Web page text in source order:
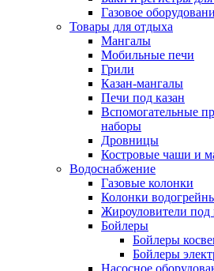
Газовое
Товары для отдыха
Мангалы
Мобильные печи
Грили
Казан-мангалы
Печи под казан
Вспомогательные
наборы
Дровницы
Костровые чаши и
Водоснабжение
Газовые колонки
Колонки
Жироуловители под
Бойлеры
Бойлеры
Бойлеры
Насосное